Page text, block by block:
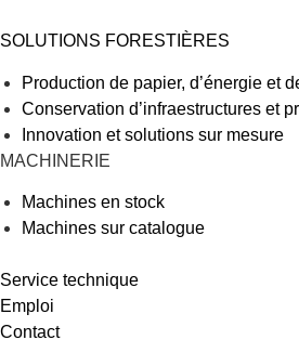
SOLUTIONS FORESTIÈRES
Production de papier, d’énergie et
Conservation d’infraestructures et
Innovation et solutions sur mesure
MACHINERIE
Machines en stock
Machines sur catalogue
Service technique
Emploi
Contact